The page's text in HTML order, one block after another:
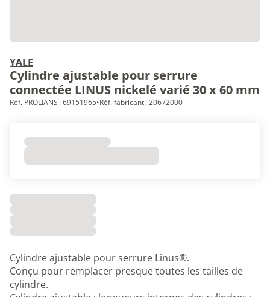
YALE
Cylindre ajustable pour serrure
connectée LINUS nickelé varié 30 x 60 mm
Réf. PROLIANS : 69151965•Réf. fabricant : 20672000
Cylindre ajustable pour serrure Linus®.
Conçu pour remplacer presque toutes les tailles de
cylindre.